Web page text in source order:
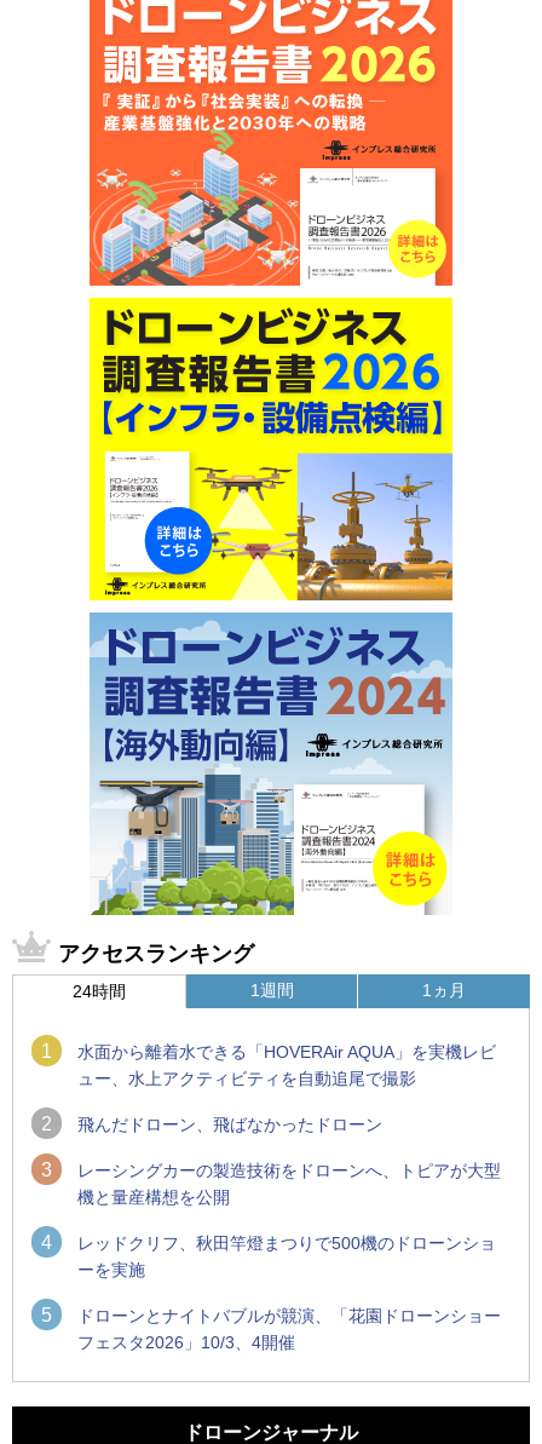
アクセスランキング
24時間
1
水面から離着水できる「HOVERAir AQUA」を実機レビ
ュー、水上アクティビティを自動追尾で撮影
2 飛んだドローン、飛ばなかったドローン
3
レーシングカーの製造技術をドローンへ、トピアが大型
機と量産構想を公開
4
レッドクリフ、秋田竿燈まつりで500機のドローンショ
ーを実施
5
ドローンとナイトバブルが競演、「花園ドローンショー
フェスタ2026」10/3、4開催
1週間
ーンが採択、国産機で量産調達を目指す
1ヵ月
ン」とドローンショーによる新演出を実施
ドローンジャーナル